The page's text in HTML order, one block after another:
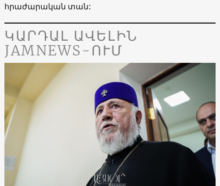
հրաժարական տան:
ԿԱՐԴԱԼ ԱՎԵԼԻՆ
JAMNEWS-ՈՒՄ